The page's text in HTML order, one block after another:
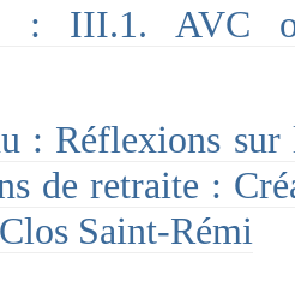
: III.1. AVC
: Réflexions
de retraite :
Saint-Rémi